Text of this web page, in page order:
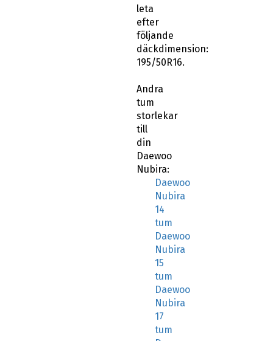
leta
efter
följande
däckdimension:
195/50R16.
Andra
tum
storlekar
till
din
Daewoo
Nubira:
Daewoo
Nubira
14
tum
Daewoo
Nubira
15
tum
Daewoo
Nubira
17
tum